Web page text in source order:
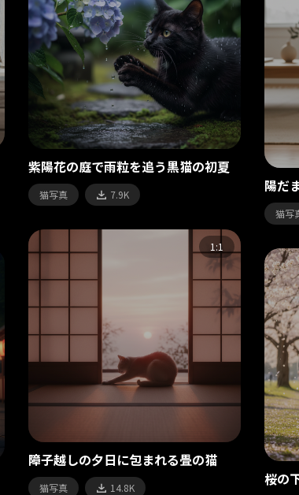
紫陽花の庭で雨粒を追う黒猫の初夏
猫写真 7.9K 陽だ
猫写
1:1
障子越しの夕日に包まれる畳の猫
猫写真 14.8K 桜の